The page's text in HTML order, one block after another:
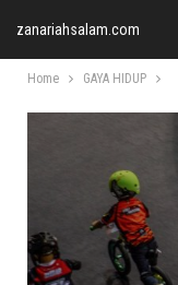
zanariahsalam.com
Home GAYA HIDUP